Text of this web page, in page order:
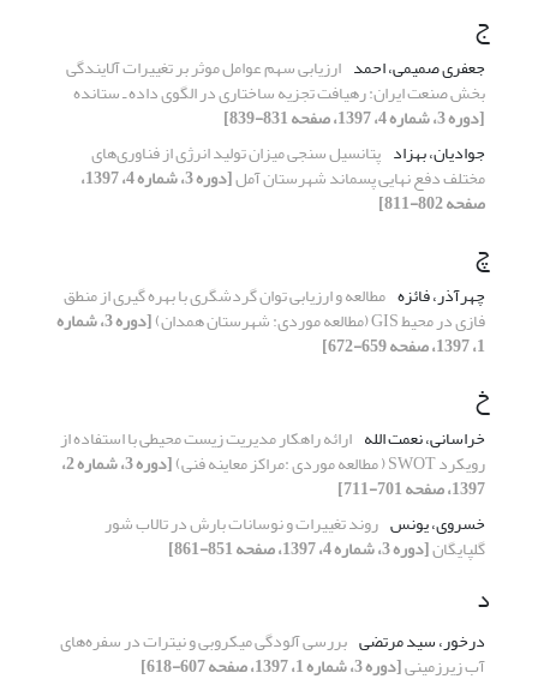
ج
جعفری صمیمی، احمد ارزیابی سهم عوامل موثر بر تغییرات آلایندگی
بخش صنعت ایران: رهیافت تجزیه ساختاری در الگوی داده ـ ستانده
[دوره 3، شماره 4، 1397، صفحه 831-839]
جوادیان، بهزاد پتانسیل سنجی میزان تولید انرژی از فناوری‌های
مختلف دفع نهایی پسماند شهرستان آمل [دوره 3، شماره 4، 1397،
صفحه 802-811]
چ
چهرآذر، فائزه مطالعه و ارزیابی توان گردشگری با بهره گیری از منطق
فازی در محیط GIS (مطالعه موردی: شهرستان همدان) [دوره 3، شماره
1، 1397، صفحه 659-672]
خ
خراسانی، نعمت الله ارائه راهکار مدیریت زیست محیطی با استفاده از
رویکرد SWOT ( مطالعه موردی :مراکز معاینه فنی) [دوره 3، شماره 2،
1397، صفحه 701-711]
خسروی، یونس روند تغییرات و نوسانات بارش در تالاب شور
گلپایگان[دوره 3، شماره 4، 1397، صفحه 851-861]
د
درخور، سید مرتضی بررسی آلودگی میکروبی و نیترات در سفره‌های
آب زیرزمینی[دوره 3، شماره 1، 1397، صفحه 607-618]